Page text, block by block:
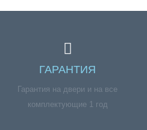
ГАРАНТИЯ
Гарантия на двери и на все
комплектующие 1 год